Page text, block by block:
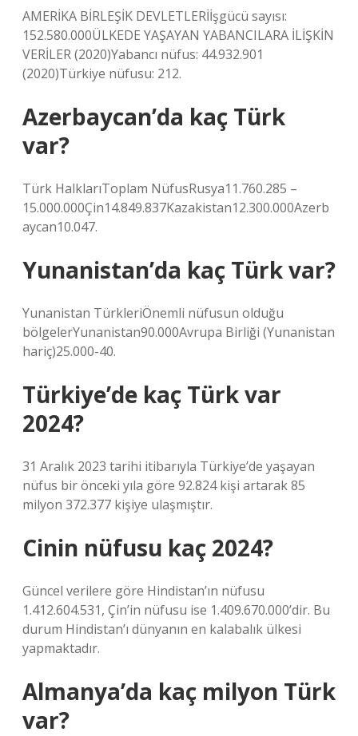
AMERİKA BİRLEŞİK DEVLETLERİİşgücü sayısı:
152.580.000ÜLKEDE YAŞAYAN YABANCILARA İLİŞKİN
VERİLER (2020)Yabancı nüfus: 44.932.901
(2020)Türkiye nüfusu: 212.
Azerbaycan’da kaç Türk
var?
Türk HalklarıToplam NüfusRusya11.760.285 –
15.000.000Çin14.849.837Kazakistan12.300.000Azerb
aycan10.047.
Yunanistan’da kaç Türk var?
Yunanistan TürkleriÖnemli nüfusun olduğu
bölgelerYunanistan90.000Avrupa Birliği (Yunanistan
hariç)25.000-40.
Türkiye’de kaç Türk var
2024?
31 Aralık 2023 tarihi itibarıyla Türkiye’de yaşayan
nüfus bir önceki yıla göre 92.824 kişi artarak 85
milyon 372.377 kişiye ulaşmıştır.
Cinin nüfusu kaç 2024?
Güncel verilere göre Hindistan’ın nüfusu
1.412.604.531, Çin’in nüfusu ise 1.409.670.000’dir. Bu
durum Hindistan’ı dünyanın en kalabalık ülkesi
yapmaktadır.
Almanya’da kaç milyon Türk
var?